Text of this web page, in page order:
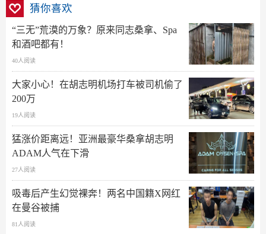
猜你喜欢
“三无”荒漠的万象？原来同志桑拿、Spa
和酒吧都有！
40人阅读
大家小心！在胡志明机场打车被司机偷了
200万
19人阅读
猛涨价距离远！亚洲最豪华桑拿胡志明
ADAM人气在下滑
27人阅读
吸毒后产生幻觉裸奔！两名中国籍X网红
在曼谷被捕
81人阅读